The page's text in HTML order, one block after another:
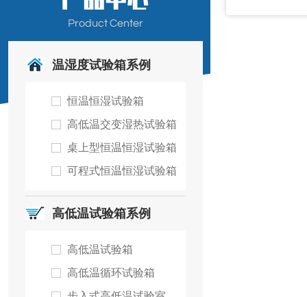
Product Center
温湿度试验箱系例
恒温恒湿试验箱
高低温交变湿热试验箱
桌上型恒温恒湿试验箱
可程式恒温恒湿试验箱
高低温试验箱系例
高低温试验箱
高低温循环试验箱